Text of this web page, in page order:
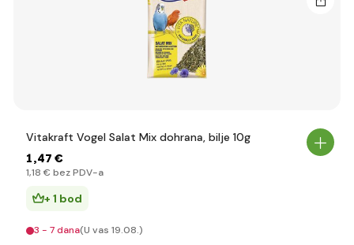
Vitakraft Vogel Salat Mix dohrana, bilje 10g
1,47 €
1,18 € bez PDV-a
+ 1 bod
3 - 7 dana(U vas 19.08.)